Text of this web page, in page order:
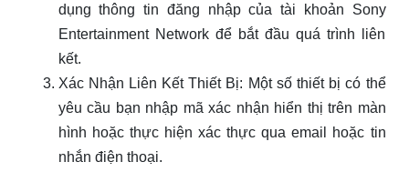
dụng thông tin đăng nhập của tài khoản Sony
Entertainment Network để bắt đầu quá trình liên
kết.
Xác Nhận Liên Kết Thiết Bị: Một số thiết bị có thể
yêu cầu bạn nhập mã xác nhận hiển thị trên màn
hình hoặc thực hiện xác thực qua email hoặc tin
nhắn điện thoại.